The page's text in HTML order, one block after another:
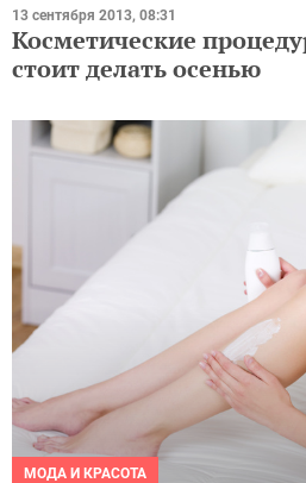
13 сентября 2013, 08:31
Косметические
стоит делать осенью
МОДА И КРАСОТА